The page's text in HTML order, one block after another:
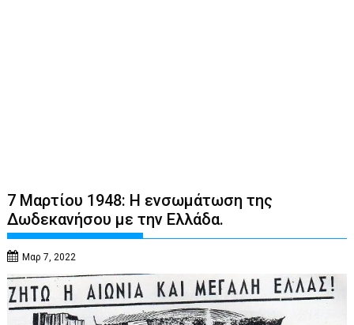
7 Μαρτίου 1948: Η ενσωμάτωση της
Δωδεκανήσου με την Ελλάδα.
Μαρ 7, 2022